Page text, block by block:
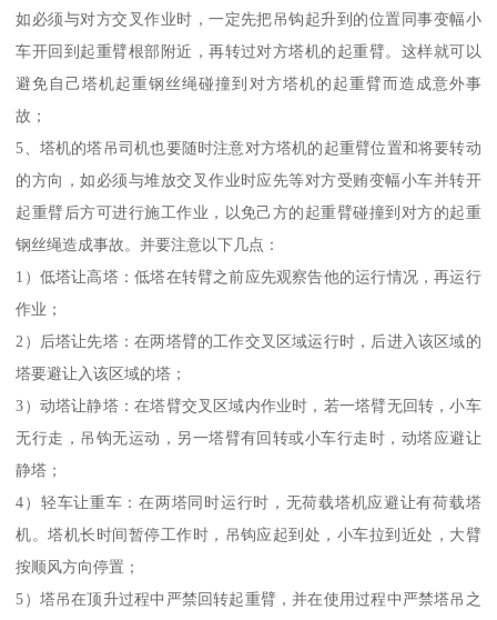
如必须与对方交叉作业时，一定先把吊钩起升到的位置同事变幅小
车开回到起重臂根部附近，再转过对方塔机的起重臂。这样就可以
避免自己塔机起重钢丝绳碰撞到对方塔机的起重臂而造成意外事
故；
5、塔机的塔吊司机也要随时注意对方塔机的起重臂位置和将要转动
的方向，如必须与堆放交叉作业时应先等对方受贿变幅小车并转开
起重臂后方可进行施工作业，以免己方的起重臂碰撞到对方的起重
钢丝绳造成事故。并要注意以下几点：
1）低塔让高塔：低塔在转臂之前应先观察告他的运行情况，再运行
作业；
2）后塔让先塔：在两塔臂的工作交叉区域运行时，后进入该区域的
塔要避让入该区域的塔；
3）动塔让静塔：在塔臂交叉区域内作业时，若一塔臂无回转，小车
无行走，吊钩无运动，另一塔臂有回转或小车行走时，动塔应避让
静塔；
4）轻车让重车：在两塔同时运行时，无荷载塔机应避让有荷载塔
机。塔机长时间暂停工作时，吊钩应起到处，小车拉到近处，大臂
按顺风方向停置；
5）塔吊在顶升过程中严禁回转起重臂，并在使用过程中严禁塔吊之